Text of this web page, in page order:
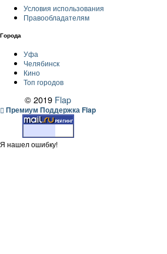
Условия использования
Правообладателям
Города
Уфа
Челябинск
Кино
Топ городов
© 2019 Flap
Премиум Поддержка Flap
Я нашел ошибку!